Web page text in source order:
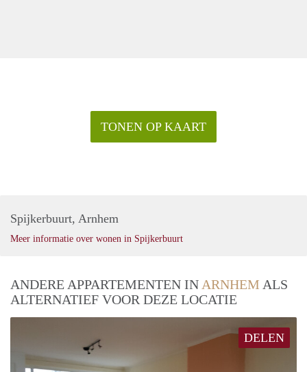
TONEN OP KAART
Spijkerbuurt, Arnhem
Meer informatie over wonen in Spijkerbuurt
ANDERE APPARTEMENTEN IN ARNHEM ALS
ALTERNATIEF VOOR DEZE LOCATIE
DELEN